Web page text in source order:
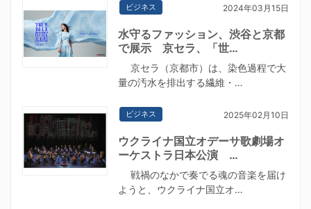
ビジネス 2024年03月15日
水守るファッション、渋谷と京都
で展示 京セラ、「世…
京セラ（京都市）は、染色過程で大
量の汚水を排出する繊維・…
ビジネス 2025年02月10日
ウクライナ国立オデーサ歌劇場オ
ーケストラ日本公演 …
戦禍のなかで奏でる魂の音楽を届け
ようと、ウクライナ国立オ…